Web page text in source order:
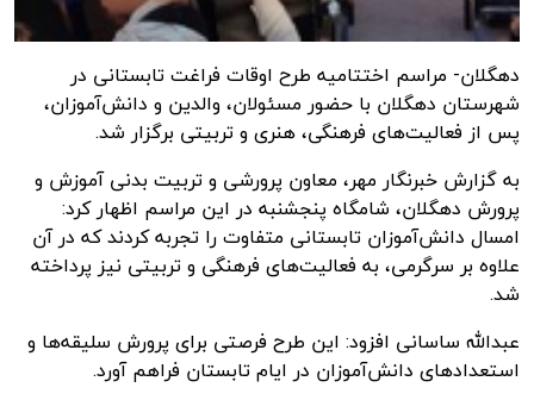
دهگلان- مراسم اختتامیه طرح اوقات فراغت تابستانی در
شهرستان دهگلان با حضور مسئولان، والدین و دانش‌آموزان،
پس از فعالیت‌های فرهنگی، هنری و تربیتی برگزار شد.
به گزارش خبرنگار مهر، معاون پرورشی و تربیت بدنی آموزش و
پرورش دهگلان، شامگاه پنجشنبه در این مراسم اظهار کرد:
امسال دانش‌آموزان تابستانی متفاوت را تجربه کردند که در آن
علاوه بر سرگرمی، به فعالیت‌های فرهنگی و تربیتی نیز پرداخته
شد.
عبدالله ساسانی افزود: این طرح فرصتی برای پرورش سلیقه‌ها و
استعدادهای دانش‌آموزان در ایام تابستان فراهم آورد.